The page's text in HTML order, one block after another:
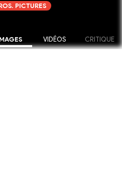
PICTURES
VIDÉOS CRITIQUE